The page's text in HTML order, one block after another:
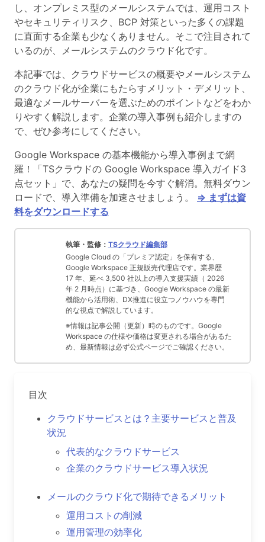
し、オンプレミス型のメールシステムでは、運用コスト
やセキュリティリスク、BCP 対策といった多くの課題
に直面する企業も少なくありません。そこで注目されて
いるのが、メールシステムのクラウド化です。
本記事では、クラウドサービスの概要やメールシステム
のクラウド化が企業にもたらすメリット・デメリット、
最適なメールサーバーを選ぶためのポイントなどをわか
りやすく解説します。企業の導入事例も紹介しますの
で、ぜひ参考にしてください。
Google Workspace の基本機能から導入事例まで網
羅！「TSクラウドの Google Workspace 導入ガイド3
点セット」で、あなたの疑問を今すぐ解消。無料ダウン
ロードで、導入準備を加速させましょう。 ⇒ まずは資
料をダウンロードする
執筆・監修： TSクラウド編集部
Google Cloud の「プレミア認定」を保有する、
Google Workspace 正規販売代理店です。業界歴
17 年、延べ 3,500 社以上の導入支援実績（ 2026
年 2 月時点）に基づき、Google Workspace の最新
機能から活用術、DX推進に役立つノウハウを専門
的な視点で解説しています。
※情報は記事公開（更新）時のものです。Google
Workspace の仕様や価格は変更される場合があるた
め、最新情報は必ず公式ページでご確認ください。
目次
クラウドサービスとは？主要サービスと普及
状況
代表的なクラウドサービス
企業のクラウドサービス導入状況
メールのクラウド化で期待できるメリット
運用コストの削減
運用管理の効率化